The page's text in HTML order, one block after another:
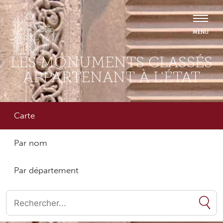
LES MONUMENTS CLASSÉS
APPARTENANT À L'ÉTAT
Carte
Par nom
Par département
Quand les résultats de l'auto-complétion sont disponibles,